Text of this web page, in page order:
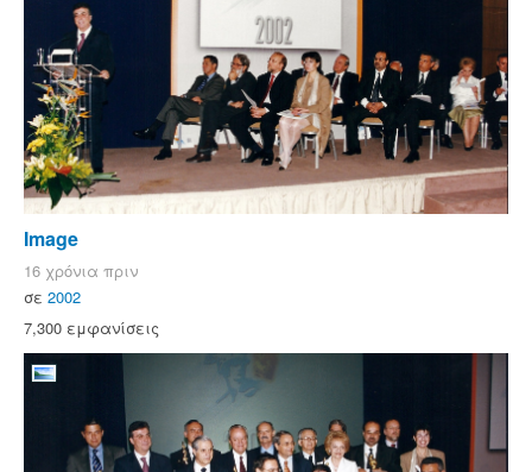
Image
16 χρόνια πριν
σε 2002
7,300 εμφανίσεις